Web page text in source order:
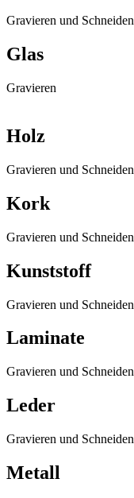
Gravieren und Schneiden
Glas
Gravieren
Holz
Gravieren und Schneiden
Kork
Gravieren und Schneiden
Kunststoff
Gravieren und Schneiden
Laminate
Gravieren und Schneiden
Leder
Gravieren und Schneiden
Metall